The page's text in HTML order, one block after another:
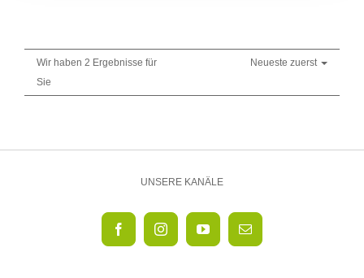
Wir haben 2 Ergebnisse für
Sie
Neueste zuerst
UNSERE KANÄLE